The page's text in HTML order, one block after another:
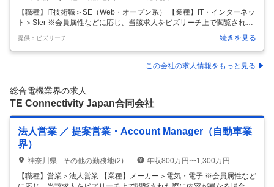
【職種】IT技術職＞SE（Web・オープン系） 【業種】IT・インターネッ
ト＞SIer ※会員属性などに応じ、当該求人をビズリーチ上で閲覧された
際に内容が異なる場合があります 【配属組織名】 ＩＴデジタル統括本部
グローバルソリューション第２本部ワークスペースソリューション部
【配属組織について（概要・ミッション）】 ITデジタル統括本部は、日
立グループ30万人以上のユーザに対しITソリューションの開発と提供を
スソリューション部は、日立グループのグローバル戦略の推進に活用す
るコラボレーション/コミュニケーション基盤のサービス企画
提供：ビズリーチ 続きを見る
この会社の求人情報をもっと見る
総合電機業界の求人
TE Connectivity Japan合同会社
法人営業 ／ 提案営業・Account Manager（自動車業
界）
神奈川県 - その他の勤務地(2)
年収800万円〜1,300万円
【職種】営業＞法人営業 【業種】メーカー＞電気・電子 ※会員属性など